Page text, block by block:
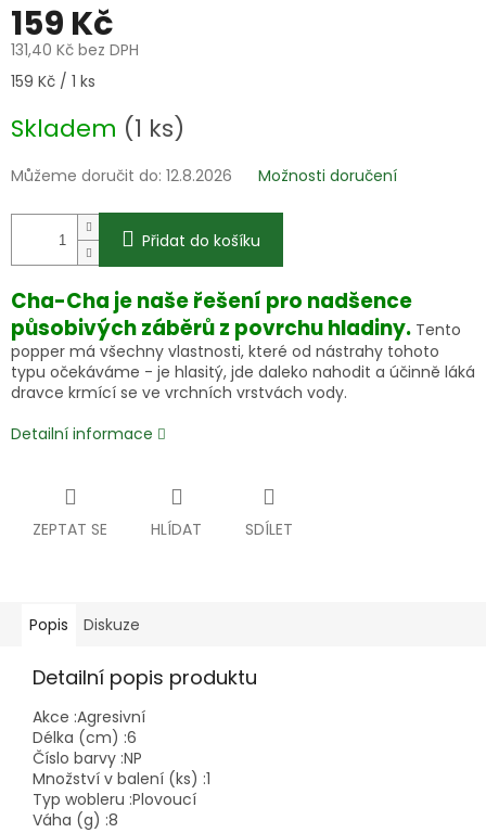
159 Kč
131,40 Kč bez DPH
Měrná
159 Kč / 1 ks
Skladem (1 ks)
Můžeme doručit do: 12.8.2026 Možnosti doručení
Přidat do košíku
Cha-Cha je naše řešení pro nadšence
působivých záběrů z povrchu hladiny. Tento
popper má všechny vlastnosti, které od nástrahy tohoto
typu očekáváme - je hlasitý, jde daleko nahodit a účinně láká
dravce krmící se ve vrchních vrstvách vody.
Detailní informace
ZEPTAT SE HLÍDAT SDÍLET
Popis Diskuze
Detailní popis produktu
Akce :Agresivní
Délka (cm) :6
Číslo barvy :NP
Množství v balení (ks) :1
Typ wobleru :Plovoucí
Váha (g) :8